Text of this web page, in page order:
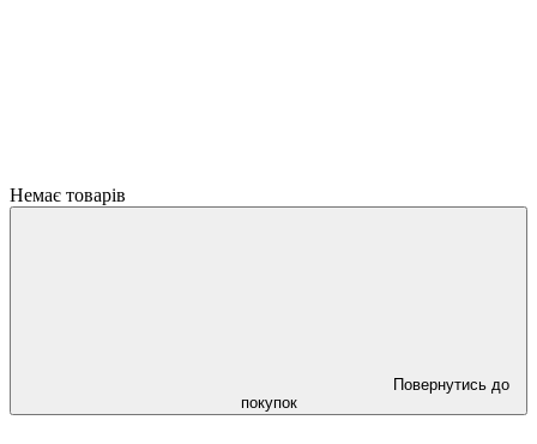
Немає товарів
Повернутись до
покупок